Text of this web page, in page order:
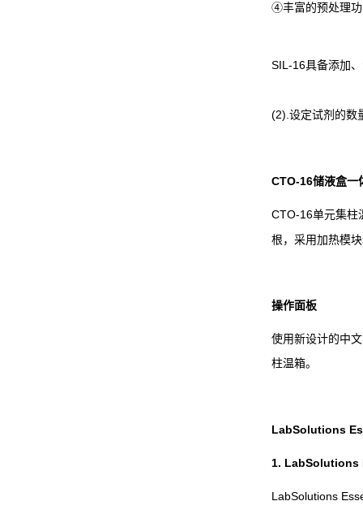
④丰富的预处理
SIL-16具备添加
(2). 设定试剂的数
CTO-16储液盒一
CTO-16单元集柱
根，采用加热模
操作面板
使用新设计的中
柱温箱。
LabSolutions
1. LabSolutions
LabSolutions